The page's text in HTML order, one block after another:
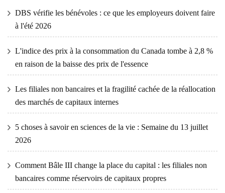
DBS vérifie les bénévoles : ce que les employeurs doivent faire
à l'été 2026
L'indice des prix à la consommation du Canada tombe à 2,8 %
en raison de la baisse des prix de l'essence
Les filiales non bancaires et la fragilité cachée de la réallocation
des marchés de capitaux internes
5 choses à savoir en sciences de la vie : Semaine du 13 juillet
2026
Comment Bâle III change la place du capital : les filiales non
bancaires comme réservoirs de capitaux propres